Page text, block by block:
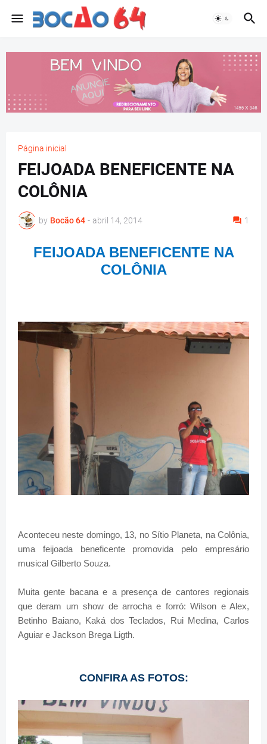
Página inicial
FEIJOADA BENEFICENTE NA
COLÔNIA
by Bocão 64 - abril 14, 2014 1
FEIJOADA BENEFICENTE NA
COLÔNIA
Aconteceu neste domingo, 13, no Sítio Planeta, na Colônia,
uma feijoada beneficente promovida pelo empresário
musical Gilberto Souza.
Muita gente bacana e a presença de cantores regionais
que deram um show de arrocha e forró: Wilson e Alex,
Betinho Baiano, Kaká dos Teclados, Rui Medina, Carlos
Aguiar e Jackson Brega Ligth.
CONFIRA AS FOTOS: